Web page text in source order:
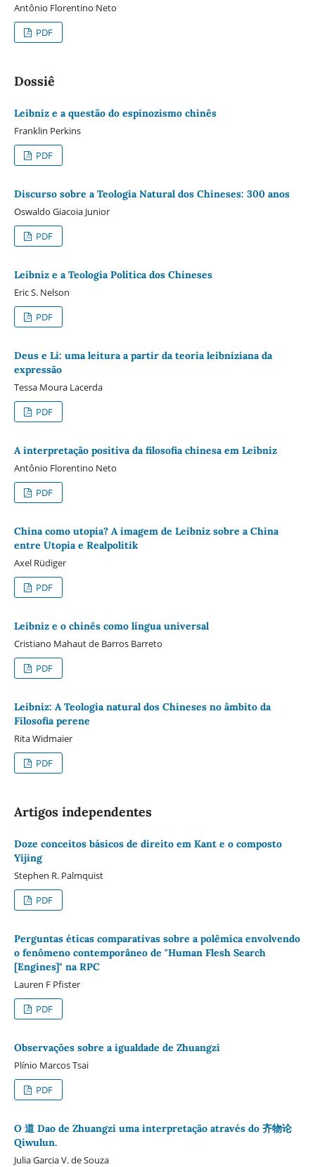
Antônio Florentino Neto
PDF
Dossiê
Leibniz e a questão do espinozismo chinês
Franklin Perkins
PDF
Discurso sobre a Teologia Natural dos Chineses: 300 anos
Oswaldo Giacoia Junior
PDF
Leibniz e a Teologia Política dos Chineses
Eric S. Nelson
PDF
Deus e Li: uma leitura a partir da teoria leibniziana da
expressão
Tessa Moura Lacerda
PDF
A interpretação positiva da filosofia chinesa em Leibniz
Antônio Florentino Neto
PDF
China como utopia? A imagem de Leibniz sobre a China
entre Utopia e Realpolitik
Axel Rüdiger
PDF
Leibniz e o chinês como língua universal
Cristiano Mahaut de Barros Barreto
PDF
Leibniz: A Teologia natural dos Chineses no âmbito da
Filosofia perene
Rita Widmaier
PDF
Artigos independentes
Doze conceitos básicos de direito em Kant e o composto
Yijing
Stephen R. Palmquist
PDF
Perguntas éticas comparativas sobre a polêmica envolvendo
o fenômeno contemporâneo de "Human Flesh Search
[Engines]" na RPC
Lauren F Pfister
PDF
Observações sobre a igualdade de Zhuangzi
Plínio Marcos Tsai
PDF
O 道 Dao de Zhuangzi uma interpretação através do 齐物论
Qiwulun.
Julia Garcia V. de Souza